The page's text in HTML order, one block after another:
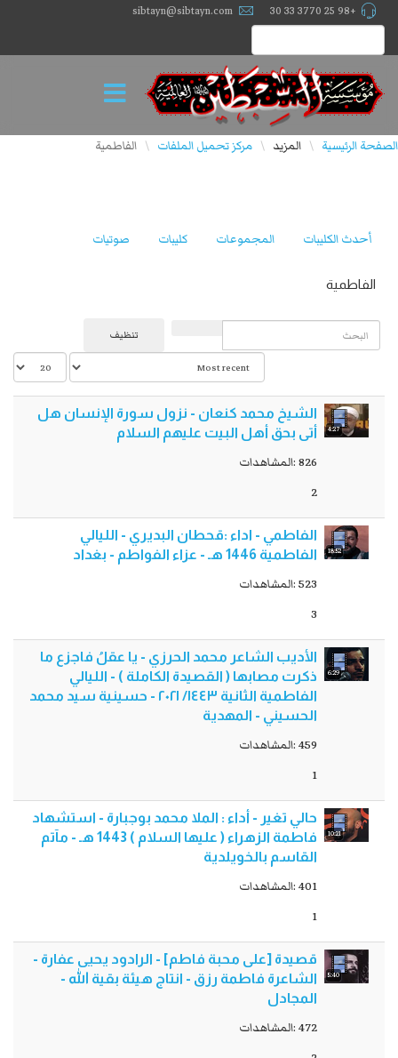
+98 25 3770 33 30
sibtayn@sibtayn.com
الصفحة الرئيسية \ المزيد \ مركز تحميل الملفات \ الفاطمية
أحدث الكليبات المجموعات كليبات صوتيات
الفاطمية
البحث تنظيف
4:27
الشيخ محمد كنعان - نزول سورة الإنسان هل
أتى بحق أهل البيت عليهم السلام
826 :المشاهدات
2
18:52
الفاطمي - اداء :قحطان البديري - الليالي
الفاطمية 1446 هـ - عزاء الفواطم - بغداد
523 :المشاهدات
3
6:29
الأديب الشاعر محمد الحرزي - يا عقلُ فاجزع ما
ذكرت مصابها ( القصيدة الكاملة ) - الليالي
الفاطمية الثانية ١٤٤٣/ ٢٠٢١ - حسينية سيد محمد
الحسيني - المهدية
459 :المشاهدات
1
10:21
حالي تغير - أداء : الملا محمد بوجبارة - استشهاد
فاطمة الزهراء ( عليها السلام ) 1443 هـ - مآتم
القاسم بالخويلدية
401 :المشاهدات
1
5:40
قصيدة [على محبة فاطم] - الرادود يحيى عفارة -
الشاعرة فاطمة رزق - انتاج هيئة بقية الله -
المجادل
472 :المشاهدات